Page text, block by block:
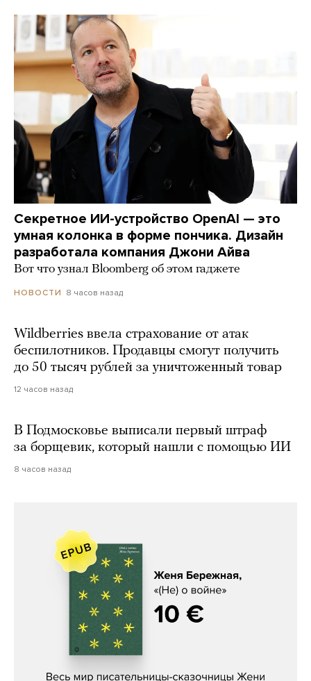
Секретное ИИ-устройство OpenAI — это
умная колонка в форме пончика. Дизайн
разработала компания Джони Айва
Вот что узнал Bloomberg об этом гаджете
НОВОСТИ 8 часов назад
Wildberries ввела страхование от атак
беспилотников. Продавцы смогут получить
до 50 тысяч рублей за уничтоженный товар
12 часов назад
В Подмосковье выписали первый штраф
за борщевик, который нашли с помощью ИИ
8 часов назад
Женя Бережная, «(Не) о войне»